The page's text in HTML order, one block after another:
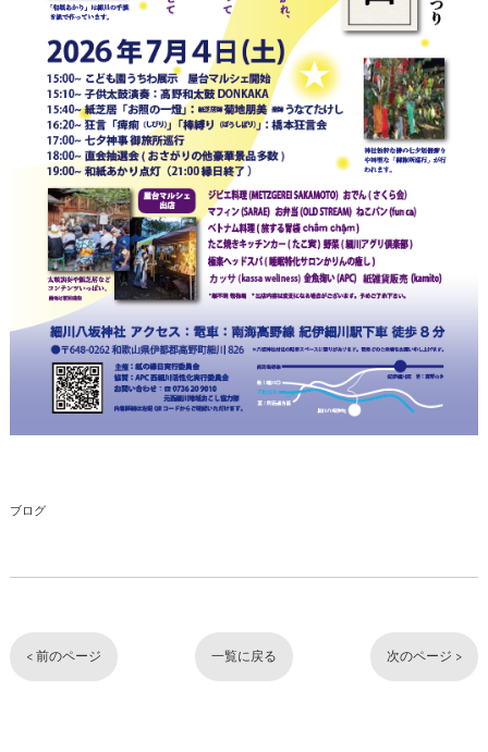
ブログ
< 前のページ 一覧に戻る 次のページ >